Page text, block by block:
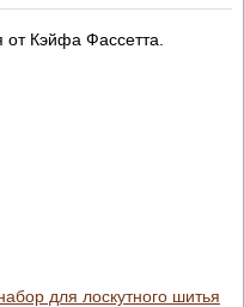
от Кэйфа Фассетта.
для лоскутного шитья